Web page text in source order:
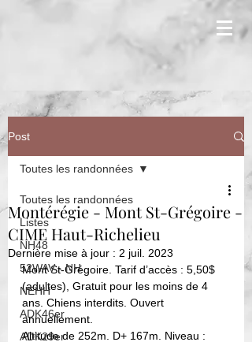
Post
Toutes les randonnées
Listes
NH48
52WAV - NH
NEHH
ADK46er
ADK29er
Toutes les randonnées
Montérégie - Mont St-Grégoire -
CIME Haut-Richelieu
Dernière mise à jour : 2 juil. 2023
Mont St-Grégoire. Tarif d’accès : 5,50$
(adultes), Gratuit pour les moins de 4
ans. Chiens interdits. Ouvert
annuellement.
Altitude de 252m. D+ 167m. Niveau :